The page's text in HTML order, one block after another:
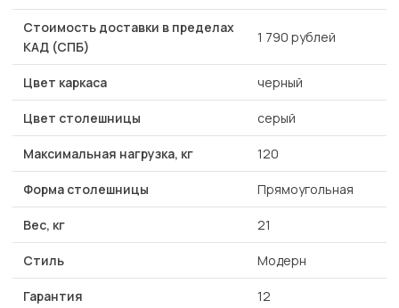
Стоимость доставки в пределах
КАД (СПБ)
1 790 рублей
Цвет каркаса черный
Цвет столешницы серый
Максимальная нагрузка, кг 120
Форма столешницы Прямоугольная
Вес, кг 21
Стиль Модерн
Гарантия 12